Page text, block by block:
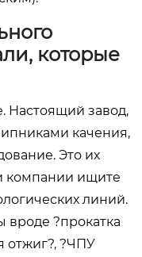
которые
Настоящий завод,
качения,
Это их
компании ищите
линий.
?прокатка
отжиг?, ?ЧПУ